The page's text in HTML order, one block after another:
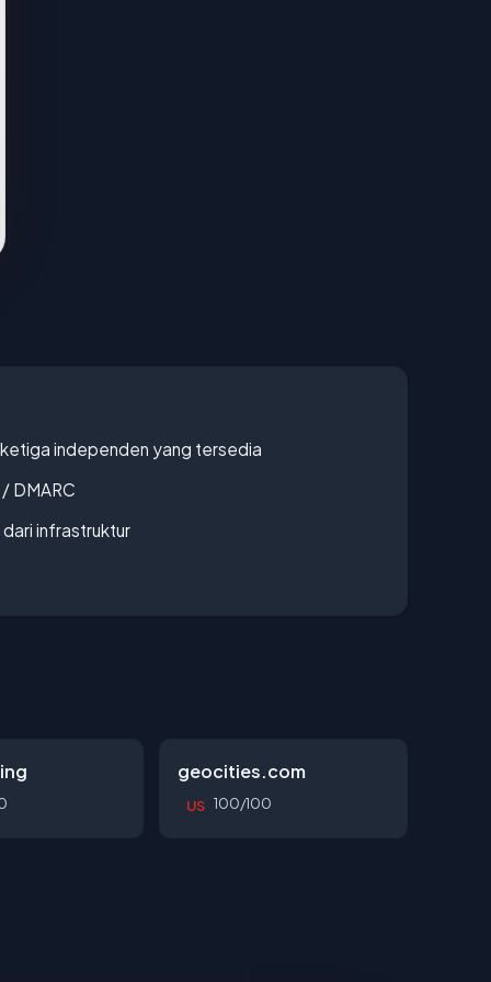
independen yang tersedia
DMARC
infrastruktur
geocities.com
US 100/100